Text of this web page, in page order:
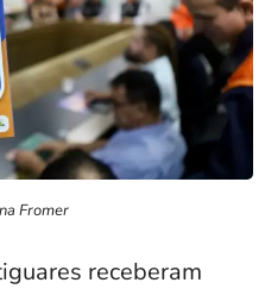
Fromer
receberam